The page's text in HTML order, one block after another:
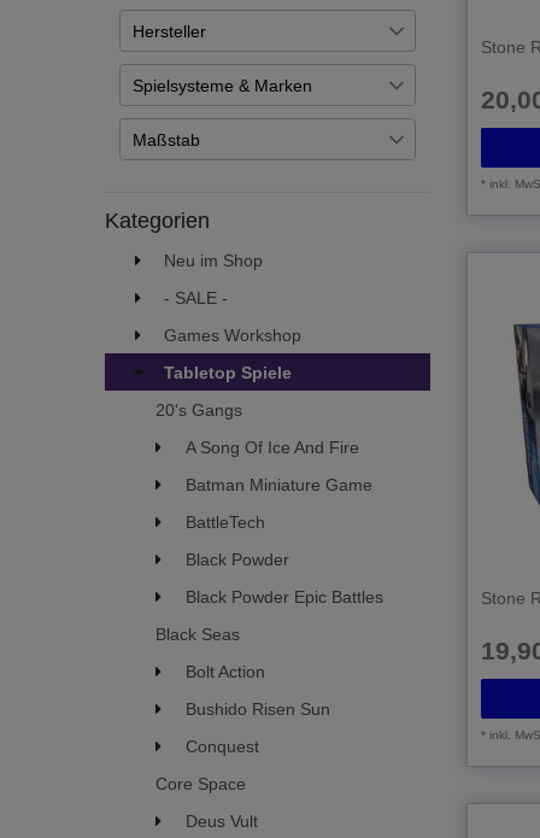
Übernehmen
Auf Lager
Artikel ist nachbestellt
Hersteller
Fireforge Games
Spielsysteme & Marken
Deus Vult
Forgotten World
Maßstab
Kategorien
Neu im Shop
- SALE -
Games Workshop
Tabletop Spiele
20's Gangs
A Song Of Ice And Fire
Batman Miniature Game
BattleTech
Black Powder
Black Powder Epic Battles
Black Seas
Bolt Action
Bushido Risen Sun
Conquest
Core Space
Deus Vult
Stone
*inkl.
Stone
*inkl.